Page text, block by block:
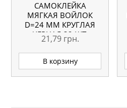
САМОКЛЕЙКА
МЯГКАЯ ВОЙЛОК
D=24 ММ КРУГЛАЯ
ЧЕРНАЯ 32 ШТ.
21,79 грн.
В корзину